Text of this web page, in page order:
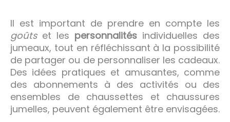
Il est important de prendre en compte les
goûtset les personnalités individuelles des
jumeaux, tout en réfléchissant à la possibilité
de partager ou de personnaliser les cadeaux.
Des idées pratiques et amusantes, comme
des abonnements à des activités ou des
ensembles de chaussettes et chaussures
jumelles, peuvent également être envisagées.